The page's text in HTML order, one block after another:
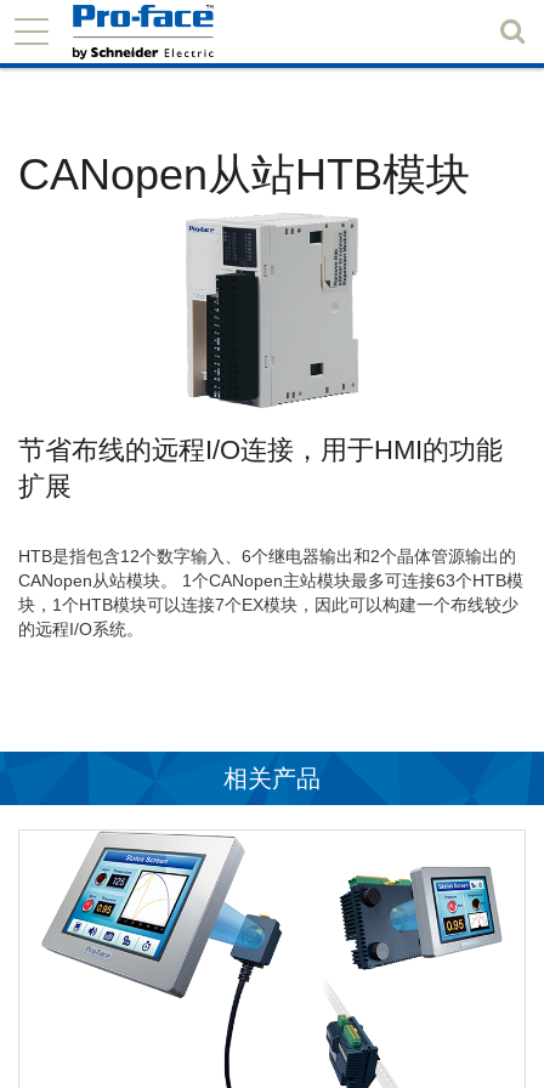
CANopen从站HTB模块
节省布线的远程I/O连接，用于HMI的功能
扩展
HTB是指包含12个数字输入、6个继电器输出和2个晶体管源输出的
CANopen从站模块。 1个CANopen主站模块最多可连接63个HTB模
块，1个HTB模块可以连接7个EX模块，因此可以构建一个布线较少
的远程I/O系统。
相关产品